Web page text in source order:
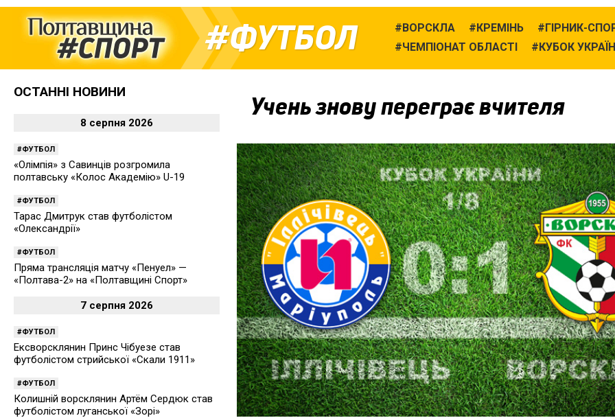
ФУТБОЛ ВОРСКЛА КРЕМІНЬ ГІРНИК-
ЧЕМПІОНАТ ОБЛАСТІ
КУБОК
Учень знову переграє вчителя
ОСТАННІ НОВИНИ
8 серпня 2026
ФУТБОЛ
«Олімпія» з Савинців розгромила
полтавську «Колос Академію» U-19
ФУТБОЛ
Тарас Дмитрук став футболістом
«Олександрії»
ФУТБОЛ
Пряма трансляція матчу «Пенуел» —
«Полтава-2» на «Полтавщині Спорт»
7 серпня 2026
ФУТБОЛ
Ексворсклянин Принс Чібуезе став
футболістом стрийської «Скали 1911»
ФУТБОЛ
Колишній ворсклянин Артём Сердюк став
футболістом луганської «Зорі»